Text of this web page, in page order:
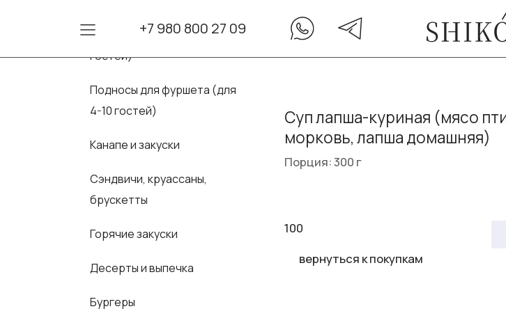
+7 980 800 27 09
Сеты для фуршета (для 10-30
гостей)
Подносы для фуршета (для
4-10 гостей)
Канапе и закуски
Сэндвичи, круассаны,
брускетты
Горячие закуски
Десерты и выпечка
Бургеры
Суп лапша-куриная (мясо
морковь, лапша домашняя)
Порция: 300 г
100
вернуться к покупкам